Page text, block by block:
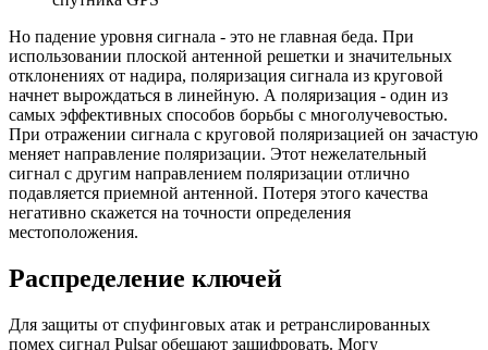
Но падение уровня сигнала - это не главная беда. При
использовании плоской антенной решетки и значительных
отклонениях от надира, поляризация сигнала из круговой
начнет вырождаться в линейную. А поляризация - один из
самых эффективных способов борьбы с многолучевостью.
При отражении сигнала с круговой поляризацией он зачастую
меняет направление поляризации. Этот нежелательный
сигнал с другим направлением поляризации отлично
подавляется приемной антенной. Потеря этого качества
негативно скажется на точности определения
местоположения.
Распределение ключей
Для защиты от спуфинговых атак и ретранслированных
помех сигнал Pulsar обещают зашифровать. Могу